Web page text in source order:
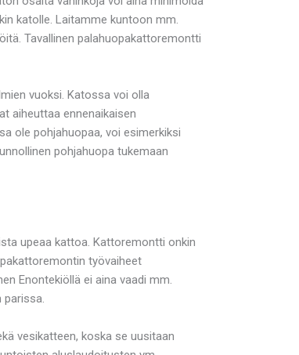
katolle. Laitamme kuntoon mm.
Tavallinen palahuopakattoremontti
vuoksi. Katossa voi olla
aiheuttaa ennenaikaisen
ole pohjahuopaa, voi esimerkiksi
pohjahuopa tukemaan
upeaa kattoa. Kattoremontti onkin
työvaiheet
Enontekiöllä ei aina vaadi mm.
parissa.
vesikatteen, koska se uusitaan